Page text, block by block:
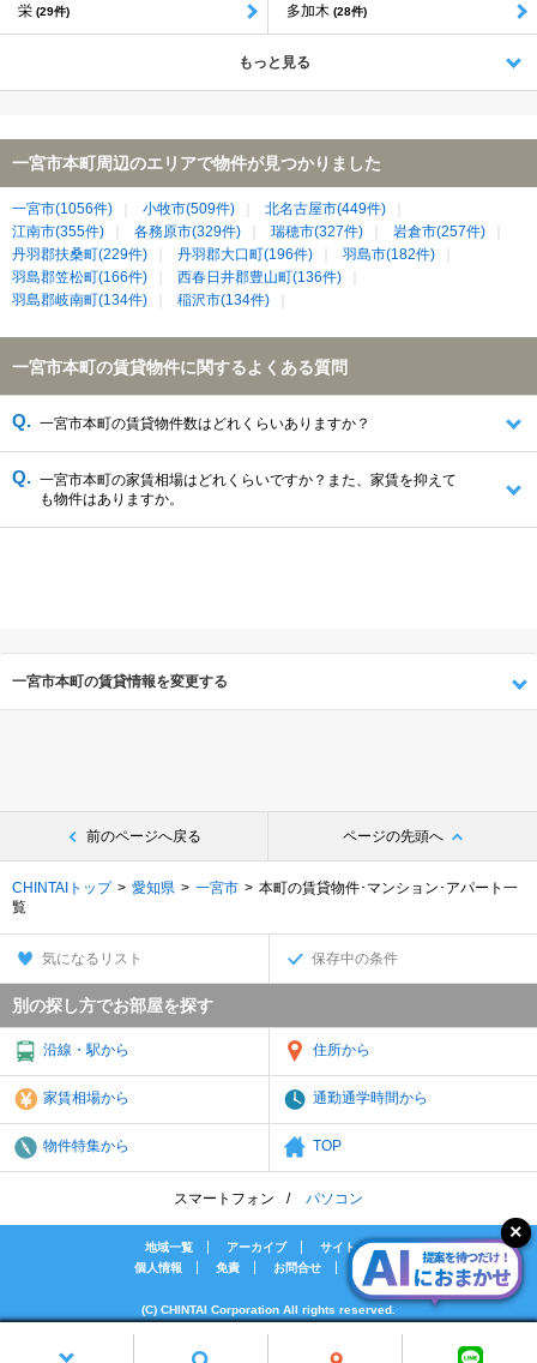
栄 (29件) 多加木 (28件)
もっと見る
一宮市本町周辺のエリアで物件が見つかりました
一宮市(1056件) 小牧市(509件)
北名古屋市(449件)
江南市(355件)
各務原市(329件) 瑞穂市(327件)
岩倉市(257件)
丹羽郡扶桑町(229件)
丹羽郡大口町(196件)
羽島市(182件)
羽島郡笠松町(166件)
西春日井郡豊山町(136件)
羽島郡岐南町(134件)
稲沢市(134件)
一宮市本町の賃貸物件に関するよくある質問
一宮市本町の賃貸物件数はどれくらいありますか？
一宮市本町の家賃相場はどれくらいですか？また、家賃を抑えて
も物件はありますか。
一宮市本町の賃貸情報を変更する
前のページへ戻る ページの先頭へ
CHINTAIトップ 愛知県 一宮市
本町の賃貸物件･マンション･アパート一
覧
気になるリスト 保存中の条件
別の探し方でお部屋を探す
沿線・駅から 住所から
家賃相場から 通勤通学時間から
物件特集から TOP
スマートフォン パソコン
地域一覧 アーカイブ
サイトマップ
個人情報
免責 お問合せ 会社案内
(C) CHINTAI Corporation All rights reserved.
[PR]賃貸物件の疑問解決！教えてエイブルAGENT